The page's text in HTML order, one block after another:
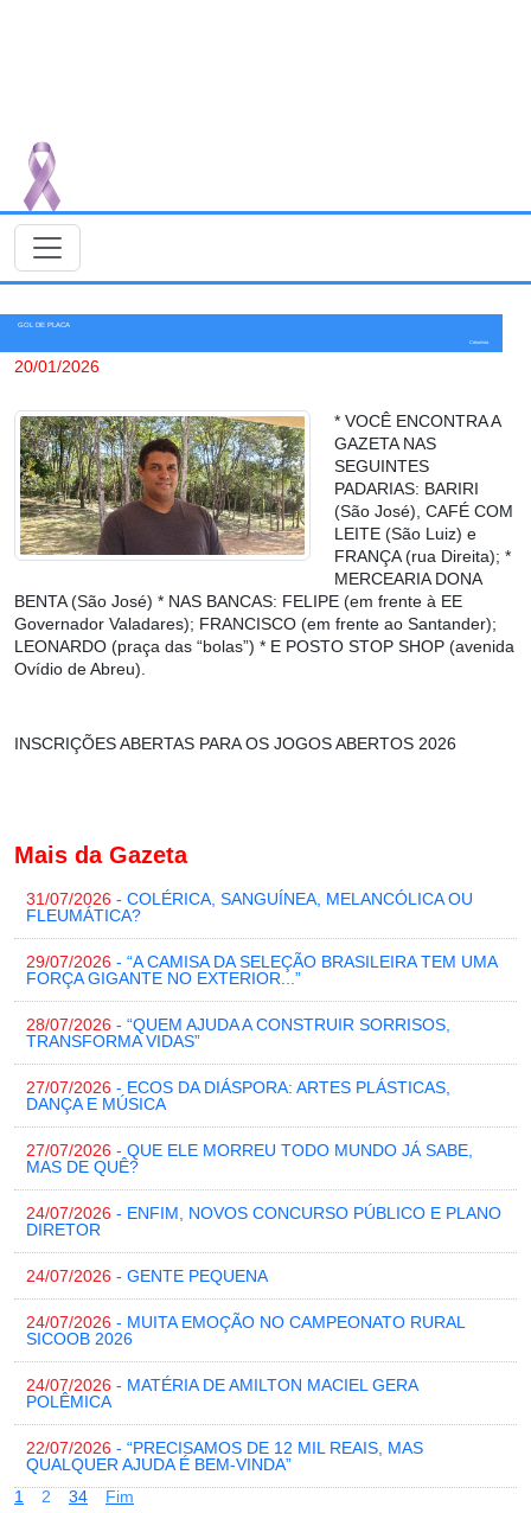
GOL DE PLACA
Colunista
20/01/2026
* VOCÊ ENCONTRA A
GAZETA NAS
SEGUINTES
PADARIAS: BARIRI
(São José), CAFÉ COM
LEITE (São Luiz) e
FRANÇA (rua Direita); *
MERCEARIA DONA
BENTA (São José) * NAS BANCAS: FELIPE (em frente à EE
Governador Valadares); FRANCISCO (em frente ao Santander);
LEONARDO (praça das “bolas”) * E POSTO STOP SHOP (avenida
Ovídio de Abreu).
INSCRIÇÕES ABERTAS PARA OS JOGOS ABERTOS 2026
Mais da Gazeta
31/07/2026 - COLÉRICA, SANGUÍNEA, MELANCÓLICA OU
FLEUMÁTICA?
29/07/2026 - “A CAMISA DA SELEÇÃO BRASILEIRA TEM UMA
FORÇA GIGANTE NO EXTERIOR...”
28/07/2026 - “QUEM AJUDA A CONSTRUIR SORRISOS,
TRANSFORMA VIDAS”
27/07/2026 - ECOS DA DIÁSPORA: ARTES PLÁSTICAS,
DANÇA E MÚSICA
27/07/2026 - QUE ELE MORREU TODO MUNDO JÁ SABE,
MAS DE QUÊ?
24/07/2026 - ENFIM, NOVOS CONCURSO PÚBLICO E PLANO
DIRETOR
24/07/2026 - GENTE PEQUENA
24/07/2026 - MUITA EMOÇÃO NO CAMPEONATO RURAL
SICOOB 2026
24/07/2026 - MATÉRIA DE AMILTON MACIEL GERA
POLÊMICA
22/07/2026 - “PRECISAMOS DE 12 MIL REAIS, MAS
QUALQUER AJUDA É BEM-VINDA”
1
2 34 Fim